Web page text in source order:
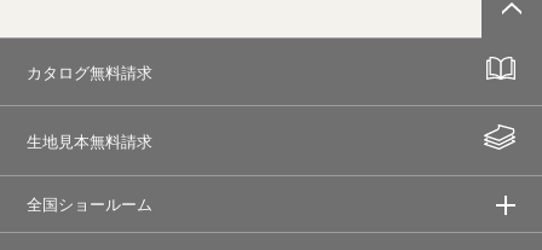
カタログ無料請求
生地見本無料請求
全国ショールーム